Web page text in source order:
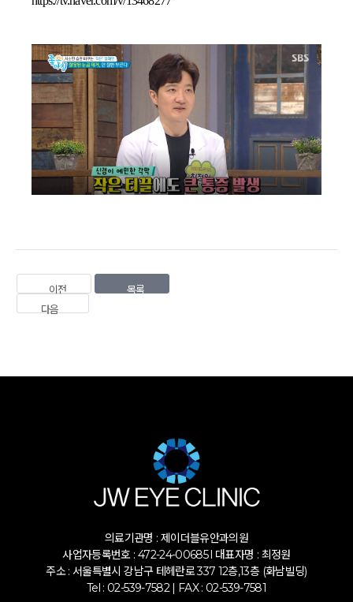
이전
목록
다음
의료기관명 : 제이더블유안과의원
사업자등록번호 : 472-24-00685 l 대표자명 : 최정원
주소 : 서울특별시 강남구 테헤란로 337 12층,13층 (화남빌딩)
Tel : 02-539-7582 | FAX : 02-539-7581